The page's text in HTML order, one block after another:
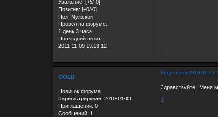
Уважение: [+5/-0]
Позитив: [+0/-0]
Пол: Мужской
Провел на форуме:
1 день 3 часа
Последний визит:
2011-11-09 19:13:12
Поделиться2010-01-03
GOLD
Новичок форума
Зарегистрирован: 2010-01-03
Приглашений: 0
Сообщений: 1
Здравствуйте! Меня
0